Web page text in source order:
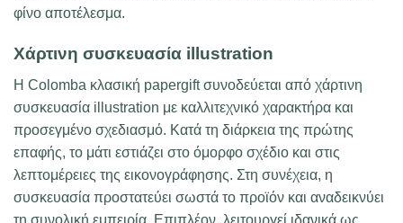
φίνο αποτέλεσμα.
Χάρτινη συσκευασία illustration
Η Colomba κλασική papergift συνοδεύεται από χάρτινη
συσκευασία illustration με καλλιτεχνικό χαρακτήρα και
προσεγμένο σχεδιασμό. Κατά τη διάρκεια της πρώτης
επαφής, το μάτι εστιάζει στο όμορφο σχέδιο και στις
λεπτομέρειες της εικονογράφησης. Στη συνέχεια, η
συσκευασία προστατεύει σωστά το προϊόν και αναδεικνύει
τη συνολική εμπειρία. Επιπλέον, λειτουργεί ιδανικά ως